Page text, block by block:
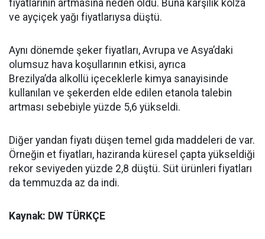
fiyatlarının artmasına neden oldu. Buna karşılık kolza
ve ayçiçek yağı fiyatlarıysa düştü.
Aynı dönemde şeker fiyatları, Avrupa ve Asya’daki
olumsuz hava koşullarının etkisi, ayrıca
Brezilya’da alkollü içeceklerle kimya sanayisinde
kullanılan ve şekerden elde edilen etanola talebin
artması sebebiyle yüzde 5,6 yükseldi.
Diğer yandan fiyatı düşen temel gıda maddeleri de var.
Örneğin et fiyatları, haziranda küresel çapta yükseldiği
rekor seviyeden yüzde 2,8 düştü. Süt ürünleri fiyatları
da temmuzda az da indi.
Kaynak: DW TÜRKÇE